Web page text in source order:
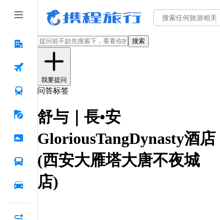
搜索
我要提问
问答标签
舒与｜長•安
GloriousTangDynasty酒店
(西安大雁塔大唐不夜城
店)